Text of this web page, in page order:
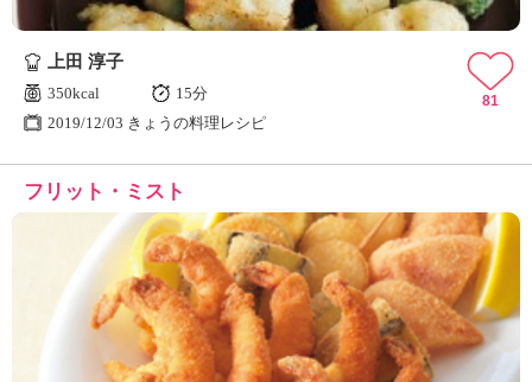
上田 淳子
350kcal
15分
2019/12/03 きょうの料理レシピ
81
フリット・ミスト